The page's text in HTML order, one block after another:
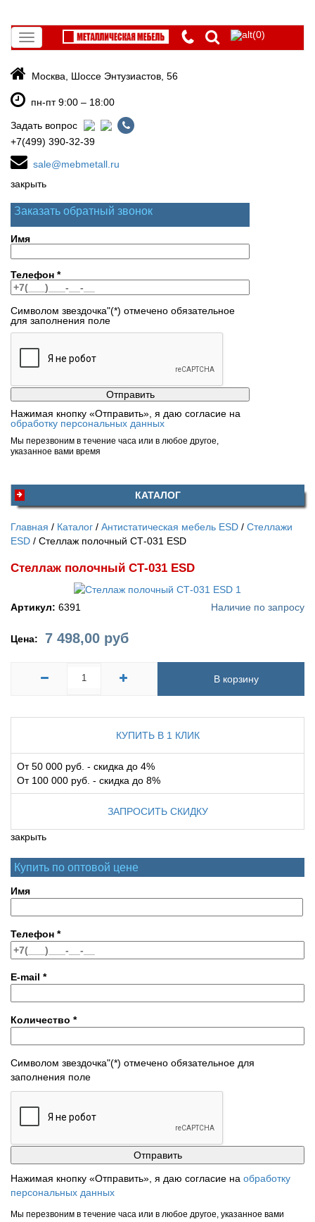
Toggle
navigation
(0)
Москва, Шоссе Энтузиастов, 56
пн-пт 9:00 – 18:00
Задать вопрос
+7(499) 390-32-39
sale@mebmetall.ru
закрыть
Заказать обратный звонок
Имя
Телефон *
Символом звездочка"(*) отмечено обязательное
для заполнения поле
Нажимая кнопку «Отправить», я даю согласие на
обработку персональных данных
Мы перезвоним в течение часа или в любое другое,
указанное вами время
КАТАЛОГ
Главная Каталог Антистатическая мебель ESD
Стеллажи
ESD
Стеллаж полочный СТ-031 ESD
Стеллаж полочный СТ-031 ESD
Артикул: 6391 Наличие по запросу
Цена: 7 498,00 руб
В корзину
КУПИТЬ В 1 КЛИК
От 50 000 руб. - скидка до 4%
От 100 000 руб. - скидка до 8%
ЗАПРОСИТЬ СКИДКУ
закрыть
Купить по оптовой цене
Имя
Телефон *
E-mail *
Количество *
Символом звездочка"(*) отмечено обязательное для
заполнения поле
Нажимая кнопку «Отправить», я даю согласие на обработку
персональных данных
Мы перезвоним в течение часа или в любое другое, указанное вами